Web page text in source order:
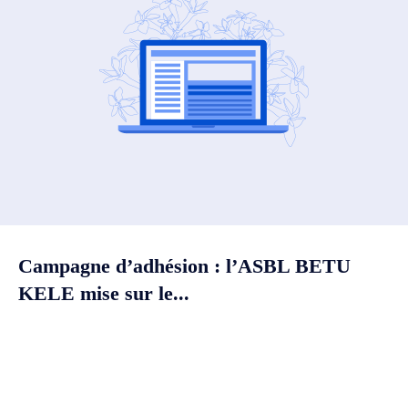
Campagne d’adhésion : l’ASBL BETU
KELE mise sur le...